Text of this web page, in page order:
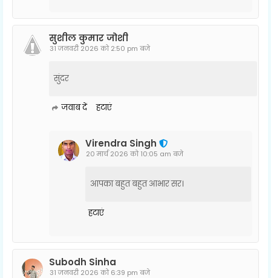
सुशील कुमार जोशी
31 जनवरी 2026 को 2:50 pm बजे
सुंदर
जवाब दें हटाएं
Virendra Singh
20 मार्च 2026 को 10:05 am बजे
आपका बहुत बहुत आभार सर।
हटाएं
Subodh Sinha
31 जनवरी 2026 को 6:39 pm बजे